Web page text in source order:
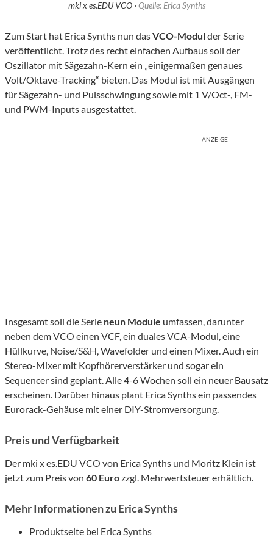
mki x es.EDU VCO · Quelle: Erica Synths
Zum Start hat Erica Synths nun dasVCO-Modulder Serie
veröffentlicht. Trotz des recht einfachen Aufbaus soll der
Oszillator mit Sägezahn-Kern ein „einigermaßen genaues
Volt/Oktave-Tracking“ bieten. Das Modul ist mit Ausgängen
für Sägezahn- und Pulsschwingung sowie mit 1 V/Oct-, FM-
und PWM-Inputs ausgestattet.
ANZEIGE
Insgesamt soll die Serie neun Module umfassen, darunter
neben dem VCO einen VCF, ein duales VCA-Modul, eine
Hüllkurve, Noise/S&H, Wavefolder und einen Mixer. Auch ein
Stereo-Mixer mit Kopfhörerverstärker und sogar ein
Sequencer sind geplant. Alle 4-6 Wochen soll ein neuer Bausatz
erscheinen. Darüber hinaus plant Erica Synths ein passendes
Eurorack-Gehäuse mit einer DIY-Stromversorgung.
Preis und Verfügbarkeit
Der mki x es.EDU VCO von Erica Synths und Moritz Klein ist
jetzt zum Preis von 60 Eurozzgl. Mehrwertsteuer erhältlich.
Mehr Informationen zu Erica Synths
Produktseite bei Erica Synths